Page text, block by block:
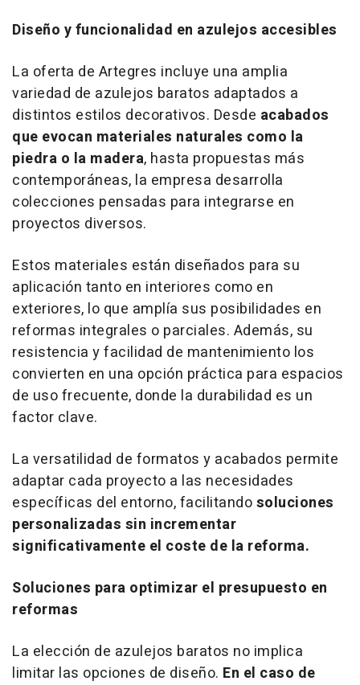
Diseño y funcionalidad en azulejos accesibles
La oferta de Artegres incluye una amplia
variedad de azulejos baratos adaptados a
distintos estilos decorativos. Desde acabados
que evocan materiales naturales como la
piedra o la madera, hasta propuestas más
contemporáneas, la empresa desarrolla
colecciones pensadas para integrarse en
proyectos diversos.
Estos materiales están diseñados para su
aplicación tanto en interiores como en
exteriores, lo que amplía sus posibilidades en
reformas integrales o parciales. Además, su
resistencia y facilidad de mantenimiento los
convierten en una opción práctica para espacios
de uso frecuente, donde la durabilidad es un
factor clave.
La versatilidad de formatos y acabados permite
adaptar cada proyecto a las necesidades
específicas del entorno, facilitandosoluciones
personalizadas sin incrementar
significativamente el coste de la reforma.
Soluciones para optimizar el presupuesto en
reformas
La elección de azulejos baratos no implica
limitar las opciones de diseño. En el caso de